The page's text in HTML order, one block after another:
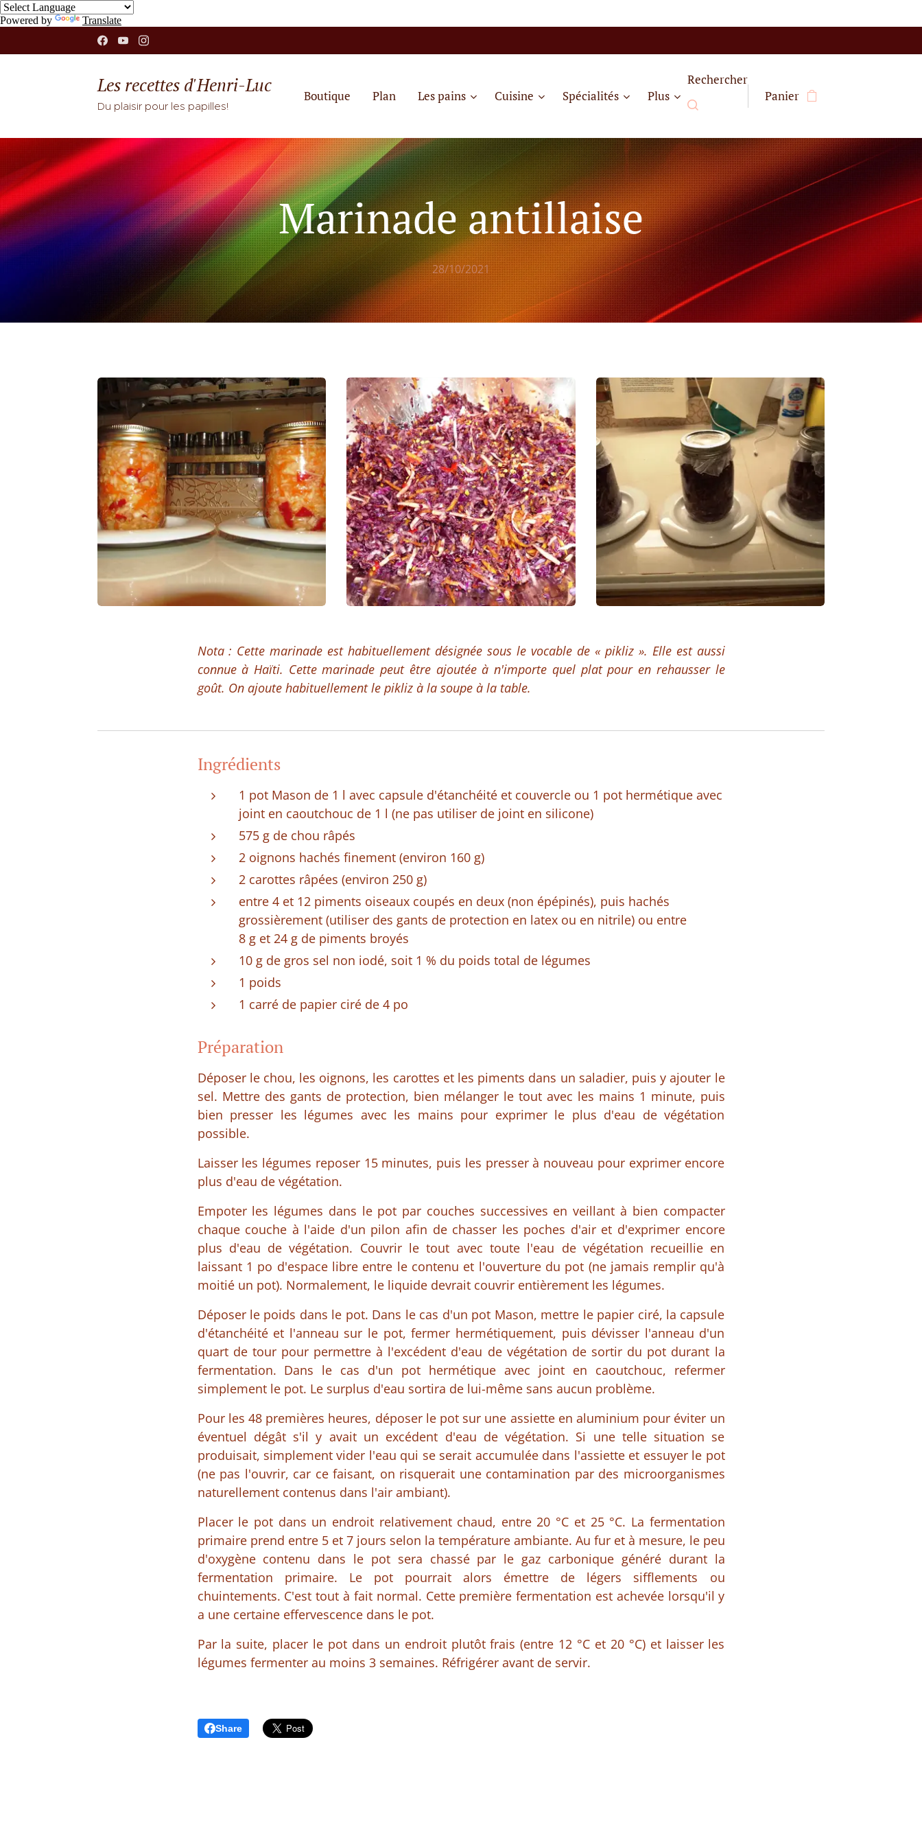
Powered by Translate
Les recettes d'Henri-Luc
Du plaisir pour les papilles!
Boutique Plan Les pains Cuisine Spécialités Plus
Rechercher
Panier
Marinade antillaise
28/10/2021
Nota : Cette marinade est habituellement désignée sous le vocable de « pikliz ». Elle est aussi
connue à Haïti. Cette marinade peut être ajoutée à n'importe quel plat pour en rehausser le
goût. On ajoute habituellement le pikliz à la soupe à la table.
Ingrédients
1 pot Mason de 1 l avec capsule d'étanchéité et couvercle ou 1 pot hermétique avec
joint en caoutchouc de 1 l (ne pas utiliser de joint en silicone)
575 g de chou râpés
2 oignons hachés finement (environ 160 g)
2 carottes râpées (environ 250 g)
entre 4 et 12 piments oiseaux coupés en deux (non épépinés), puis hachés
grossièrement (utiliser des gants de protection en latex ou en nitrile) ou entre
8 g et 24 g de piments broyés
10 g de gros sel non iodé, soit 1 % du poids total de légumes
1 poids
1 carré de papier ciré de 4 po
Préparation
Déposer le chou, les oignons, les carottes et les piments dans un saladier, puis y ajouter le
sel. Mettre des gants de protection, bien mélanger le tout avec les mains 1 minute, puis
bien presser les légumes avec les mains pour exprimer le plus d'eau de végétation
possible.
Laisser les légumes reposer 15 minutes, puis les presser à nouveau pour exprimer encore
plus d'eau de végétation.
Empoter les légumes dans le pot par couches successives en veillant à bien compacter
chaque couche à l'aide d'un pilon afin de chasser les poches d'air et d'exprimer encore
plus d'eau de végétation. Couvrir le tout avec toute l'eau de végétation recueillie en
laissant 1 po d'espace libre entre le contenu et l'ouverture du pot (ne jamais remplir qu'à
moitié un pot). Normalement, le liquide devrait couvrir entièrement les légumes.
Déposer le poids dans le pot. Dans le cas d'un pot Mason, mettre le papier ciré, la capsule
d'étanchéité et l'anneau sur le pot, fermer hermétiquement, puis dévisser l'anneau d'un
quart de tour pour permettre à l'excédent d'eau de végétation de sortir du pot durant la
fermentation. Dans le cas d'un pot hermétique avec joint en caoutchouc, refermer
simplement le pot. Le surplus d'eau sortira de lui-même sans aucun problème.
Pour les 48 premières heures, déposer le pot sur une assiette en aluminium pour éviter un
éventuel dégât s'il y avait un excédent d'eau de végétation. Si une telle situation se
produisait, simplement vider l'eau qui se serait accumulée dans l'assiette et essuyer le pot
(ne pas l'ouvrir, car ce faisant, on risquerait une contamination par des microorganismes
naturellement contenus dans l'air ambiant).
Placer le pot dans un endroit relativement chaud, entre 20 °C et 25 °C. La fermentation
primaire prend entre 5 et 7 jours selon la température ambiante. Au fur et à mesure, le peu
d'oxygène contenu dans le pot sera chassé par le gaz carbonique généré durant la
fermentation primaire. Le pot pourrait alors émettre de légers sifflements ou
chuintements. C'est tout à fait normal. Cette première fermentation est achevée lorsqu'il y
a une certaine effervescence dans le pot.
Par la suite, placer le pot dans un endroit plutôt frais (entre 12 °C et 20 °C) et laisser les
légumes fermenter au moins 3 semaines. Réfrigérer avant de servir.
Share